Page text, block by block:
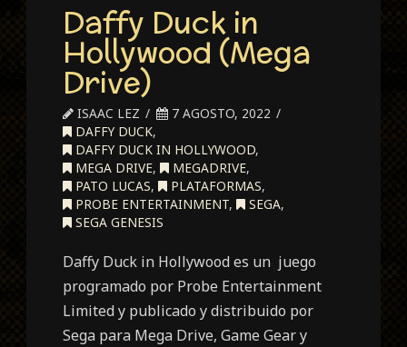
Daffy Duck in
Hollywood (Mega
Drive)
ISAAC LEZ
7 AGOSTO, 2022
DAFFY DUCK,
DAFFY DUCK IN HOLLYWOOD,
MEGA DRIVE, MEGADRIVE,
PATO LUCAS, PLATAFORMAS,
PROBE ENTERTAINMENT, SEGA,
SEGA GENESIS
Daffy Duck in Hollywood es un juego
programado por Probe Entertainment
Limited y publicado y distribuido por
Sega para Mega Drive, Game Gear y